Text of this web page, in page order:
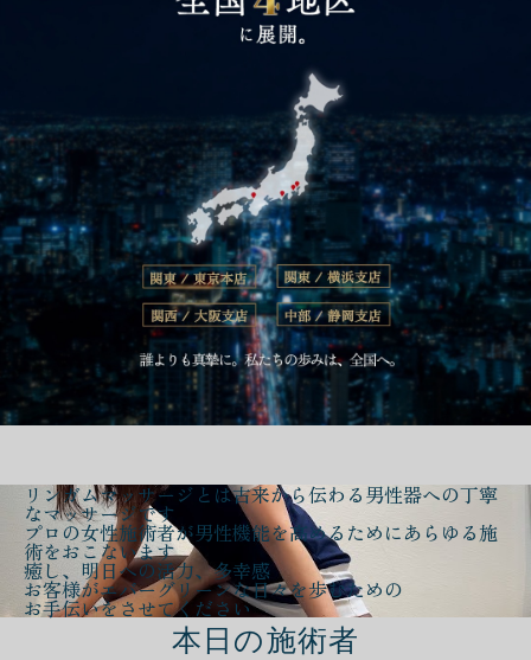
リンガムマッサージとは古来から伝わる男性器への丁寧
なマッサージです
プロの女性施術者が男性機能を高める ためにあらゆる施
術をおこないます
癒し、明日への活力、多幸感
お客様がエバーグリーンな日々を歩むための
お手伝いをさせてください
本日の施術者